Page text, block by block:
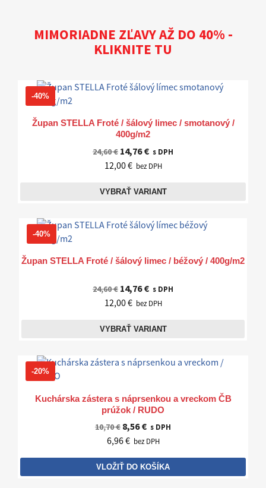
MIMORIADNE ZĽAVY AŽ DO 40% -
KLIKNITE TU
Župan STELLA Froté / šálový limec / smotanový /
400g/m2
24,60 € 14,76 € s DPH
12,00 € bez DPH
VYBRAŤ VARIANT
-40%
Župan STELLA Froté / šálový limec / béžový / 400g/m2
24,60 € 14,76 € s DPH
12,00 € bez DPH
VYBRAŤ VARIANT
-40%
Kuchárska zástera s náprsenkou a vreckom ČB
prúžok / RUDO
10,70 € 8,56 € s DPH
6,96 € bez DPH
VLOŽIŤ DO KOŠÍKA
-20%